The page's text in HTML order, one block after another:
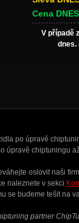
Cena
V případě
dnes.
po úpravě
úpravě chiptuningu
oslovit naši
naleznete v sekci
se budeme tešit na
partner